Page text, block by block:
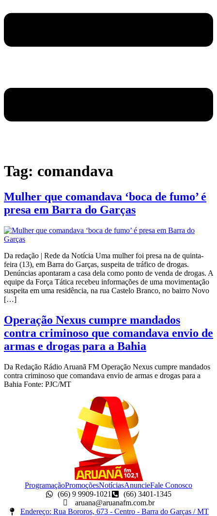
Tag: comandava
Mulher que comandava ‘boca de fumo’ é
presa em Barra do Garças
Da redação | Rede da Notícia Uma mulher foi presa na de quinta-
feira (13), em Barra do Garças, suspeita de tráfico de drogas.
Denúncias apontaram a casa dela como ponto de venda de drogas. A
equipe da Força Tática recebeu informações de uma movimentação
suspeita em uma residência, na rua Castelo Branco, no bairro Novo
[…]
Operação Nexus cumpre mandados
contra criminoso que comandava envio de
armas e drogas para a Bahia
Da Redação Rádio Aruanã FM Operação Nexus cumpre mandados
contra criminoso que comandava envio de armas e drogas para a
Bahia Fonte: PJC/MT
ProgramaçãoPromoçõesNotíciasAnuncieFale Conosco
(66) 9 9909-1021
(66) 3401-1345
aruana@aruanafm.com.br
Endereço: Rua Bororos, 673 - Centro - Barra do Garças / MT